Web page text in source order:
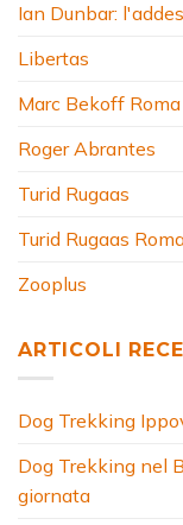
Ian Dunbar:
Libertas
Marc Bekoff
Roger Abrantes
Turid Rugaas
Turid Rugaas
Zooplus
ARTICOLI
Dog Trekking
Dog Trekking nel
giornata